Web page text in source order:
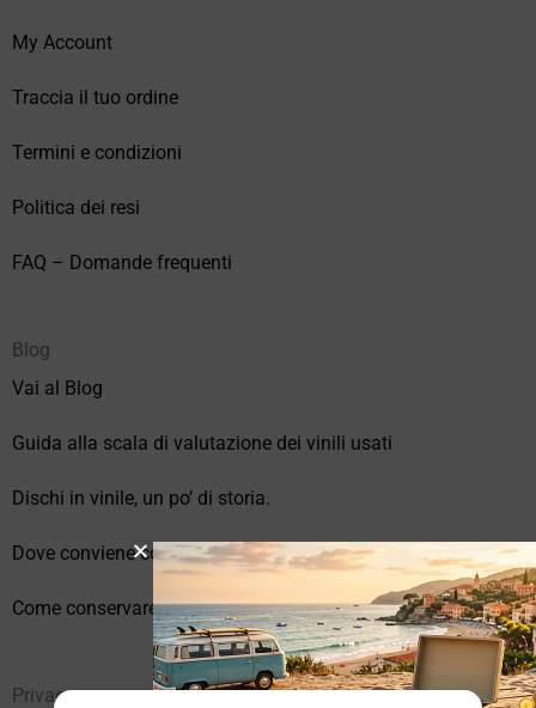
My Account
Traccia il tuo ordine
Termini e condizioni
Politica dei resi
FAQ – Domande frequenti
Blog
Vai al Blog
Guida alla scala di valutazione dei vinili usati
Dischi in vinile, un po’ di storia.
Dove conviene comprare vinili online?
Come conservare correttamente i vinili usati
Privacy